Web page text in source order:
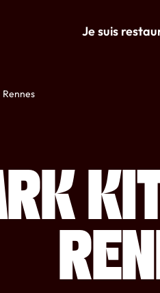
Je suis
Rennes